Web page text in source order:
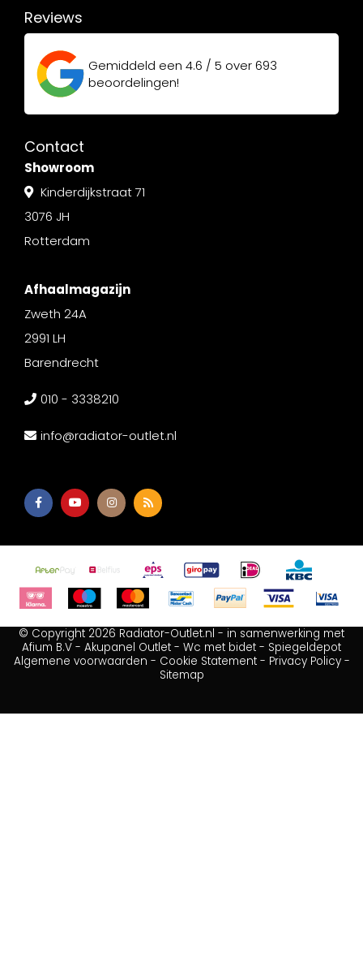
Reviews
Gemiddeld een 4.6 / 5 over693
beoordelingen!
Contact
Showroom
Kinderdijkstraat 71
3076 JH
Rotterdam
Afhaalmagazijn
Zweth 24A
2991 LH
Barendrecht
010 - 3338210
info@radiator-outlet.nl
© Copyright 2026 Radiator-Outlet.nl - in samenwerking met
Afium B.V - Akupanel Outlet - Wc met bidet - Spiegeldepot
Algemene voorwaarden - Cookie Statement- Privacy Policy-
Sitemap